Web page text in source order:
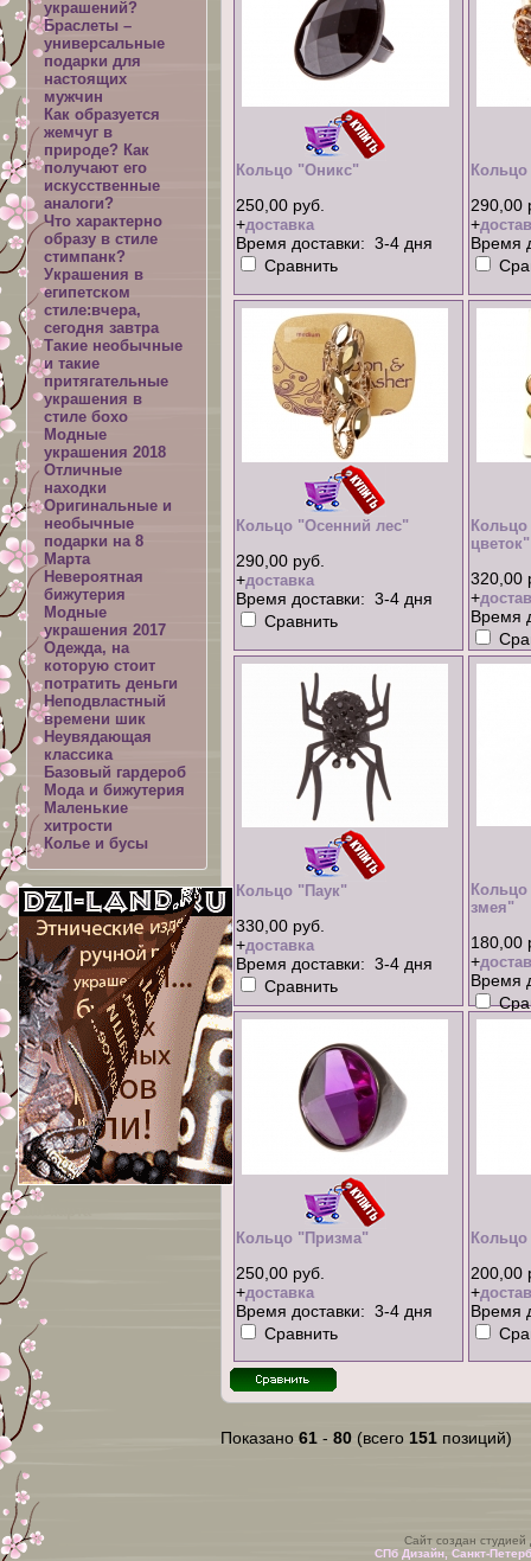
Кольцо "Оникс"
250,00 руб.
+доставка
Время доставки: 3-4 дня
Сравнить
290,00
+
Время
Кольцо "Осенний лес"
290,00 руб.
+доставка
Время доставки: 3-4 дня
Сравнить
цветок"
320,00
+
Время
Кольцо "Паук"
330,00 руб.
+доставка
Время доставки: 3-4 дня
Сравнить
змея"
180,00
+
Время
Кольцо "Призма"
250,00 руб.
+доставка
Время доставки: 3-4 дня
Сравнить
200,00
+
Время
Показано61 -80 (всего 151 позиций)
украшений?
Браслеты –
универсальные
подарки для
настоящих
мужчин
Как образуется
жемчуг в
природе? Как
получают его
искусственные
аналоги?
Что характерно
образу в стиле
стимпанк?
Украшения в
египетском
стиле:вчера,
сегодня завтра
Такие необычные
и такие
притягательные
украшения в
стиле бохо
Модные
украшения 2018
Отличные
находки
Оригинальные и
необычные
подарки на 8
Марта
Невероятная
бижутерия
Модные
украшения 2017
Одежда, на
которую стоит
потратить деньги
Неподвластный
времени шик
Неувядающая
классика
Базовый гардероб
Мода и бижутерия
Маленькие
хитрости
Колье и бусы
xml-карта
Сайт создан
СПб Дизайн, Санкт-